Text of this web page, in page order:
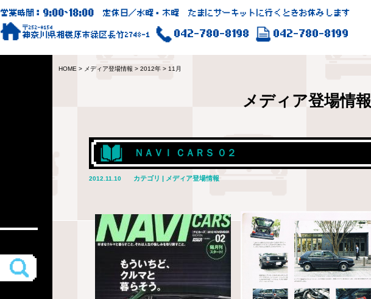
営業時間：9:00~18:00 定休日／水曜・木曜 たまにサーキットに行くときお休みします
〒252-0154
神奈川県相模原市緑区長竹2748-1 042-780-8198 042-780-8199
HOME > メディア登場情報 > 2012年 > 11月
メディア登場情報
ＮＡＶＩ ＣＡＲＳ ０２
2012.11.10 カテゴリ | メディア登場情報